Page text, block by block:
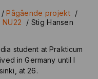
/Pågående projekt /
NU22 / Stig Hansen
student at Prakticum
in Germany until I
at 26.